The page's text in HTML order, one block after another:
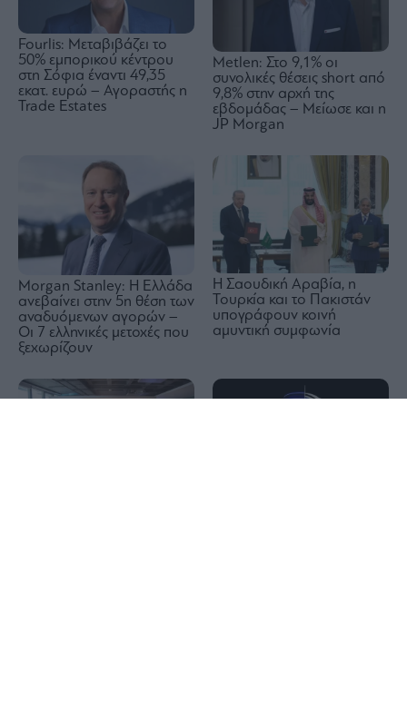
Fourlis: Μεταβιβάζει το
50% εμπορικού κέντρου
στη Σόφια έναντι 49,35
εκατ. ευρώ – Αγοραστής η
Trade Estates
Metlen: Στο 9,1% οι
συνολικές θέσεις short από
9,8% στην αρχή της
εβδομάδας – Μείωσε και η
JP Morgan
Morgan Stanley: Η Ελλάδα
ανεβαίνει στην 5η θέση των
αναδυόμενων αγορών –
Οι 7 ελληνικές μετοχές που
ξεχωρίζουν
Η Σαουδική Αραβία, η
Τουρκία και το Πακιστάν
υπογράφουν κοινή
αμυντική συμφωνία